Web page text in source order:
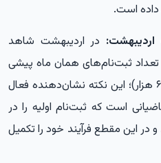
است.
اردیبهشت: در اردیبهشت‌ شاهد
تعداد ثبت‌نام‌های همان ماه پیشی
گرفته است (۶۵ هزار در مقابل ۶۰ هزار)؛ این نکته نشان‌دهنده فعال
است که ثبت‌نام اولیه را در
در این مقطع فرآیند خود را تکمیل